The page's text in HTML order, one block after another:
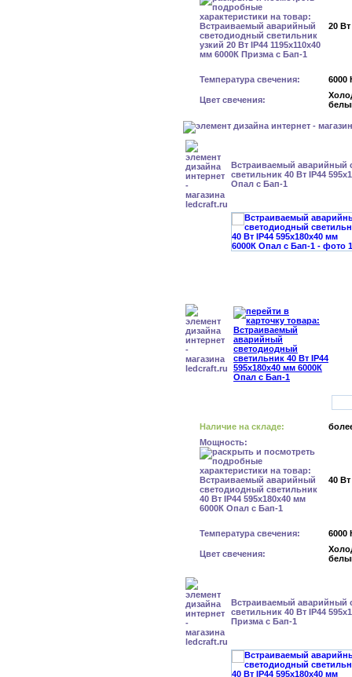
20 Вт
Температура свечения: 6000
Цвет свечения:
Встраиваемый аварийный
светильник 40 Вт IP44
Опал с Бап-1
Наличие на складе:
Мощность:
40 Вт
Температура свечения: 6000
Цвет свечения:
Встраиваемый аварийный
светильник 40 Вт IP44
Призма с Бап-1